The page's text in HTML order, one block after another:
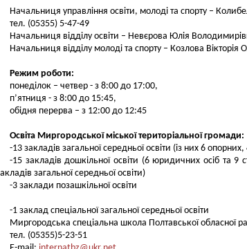
Начальниця управління освіти, молоді та спорту –
тел. (05355) 5-47-49
Начальниця відділу освіти – Невєрова Юлія
Начальниця відділу молоді та спорту – Козлова Вікторія
Режим роботи:
понеділок – четвер - з 8:00 до 17:00,
п’ятниця - з 8:00 до 15:45,
обідня перерва – з 12:00 до 12:45
Освіта Миргородської міської територіальної громади:
-13 закладів загальної середньої освіти (із них 6 опорних,
-15 закладів дошкільної освіти (6 юридичних осіб та 9
загальної середньої освіти)
-3 заклади позашкільної освіти
-1 заклад спеціальної загальної середньої освіти
Миргородська спеціальна школа Полтавської обласної
тел. (05355)5-23-51